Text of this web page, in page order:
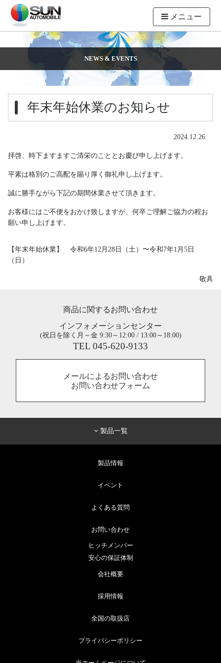
メニュー
NEWS & EVENTS
年末年始休業のお知らせ
2024.12.26
拝啓、時下ますますご清栄のこととお慶び申し上げます。
平素は格別のご高配を賜り厚く御礼申し上げます。
誠に勝手ながら下記の期間休業させて頂きます。
お客様にはご不便をおかけ致しますが、何卒ご理解ご協力の程お
願い申し上げます。
【年末年始休業】 令和6年12月28日（土）〜令和7年1月5日
（日）
敬具
商品に関するお問い合わせ
インフォメーションセンター
(祝日を除く月～金 9:30～12:00 / 13:00～18:00)
TEL 045-620-9133
メールによるお問い合わせ
お問い合わせフォーム
製品一覧
製品情報
イベント
よくある質問
お問い合わせ
ヒッチメンバー
安心の保証体制
会社概要
採用情報
全国の取扱店
プライバシーポリシー